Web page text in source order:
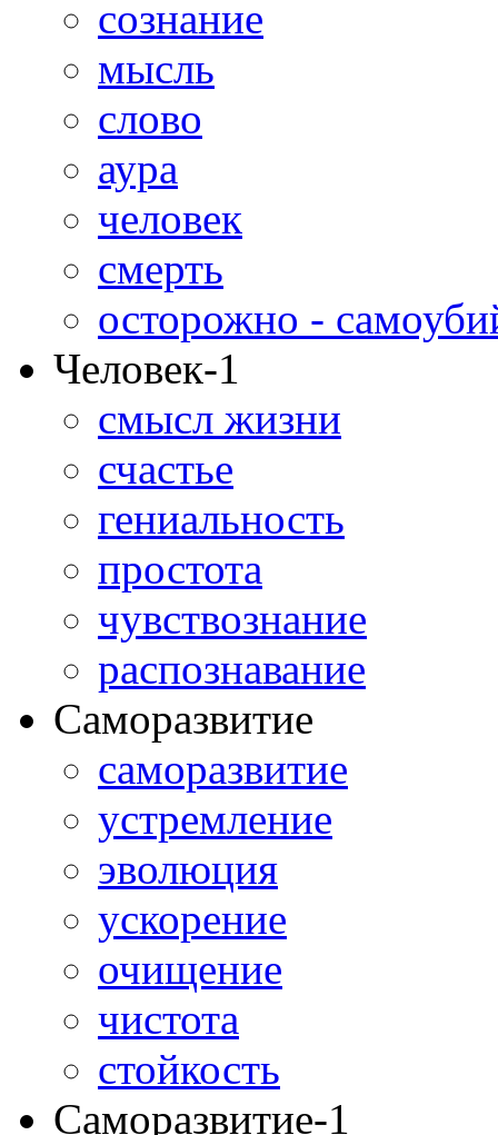
сознание
мысль
слово
аура
человек
смерть
осторожно -
Человек-1
смысл жизни
счастье
гениальность
простота
чувствознание
распознавание
Саморазвитие
саморазвитие
устремление
эволюция
ускорение
очищение
чистота
стойкость
Саморазвитие-1